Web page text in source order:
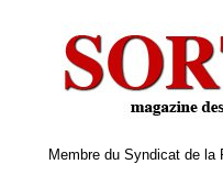
Membre du Syndicat de